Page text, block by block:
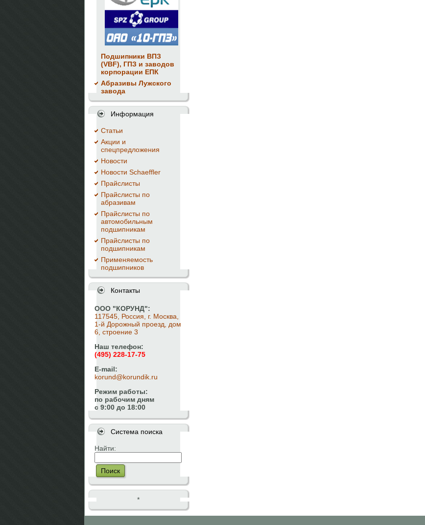
Подшипники ВПЗ
(VBF), ГПЗ и заводов
корпорации ЕПК
Абразивы Лужского
завода
Информация
Cтатьи
Акции и
спецпредложения
Новости
Новости Schaeffler
Прайслисты
Прайслисты по
абразивам
Прайслисты по
автомобильным
подшипникам
Прайслисты по
подшипникам
Применяемость
подшипников
Контакты
ООО "КОРУНД":
117545, Россия, г. Москва,
1-й Дорожный проезд, дом
6, строение 3
Наш телефон:
(495) 228-17-75
E-mail:
korund@korundik.ru
Режим работы:
по рабочим дням
с 9:00 до 18:00
Система поиска
Найти:
Поиск
*